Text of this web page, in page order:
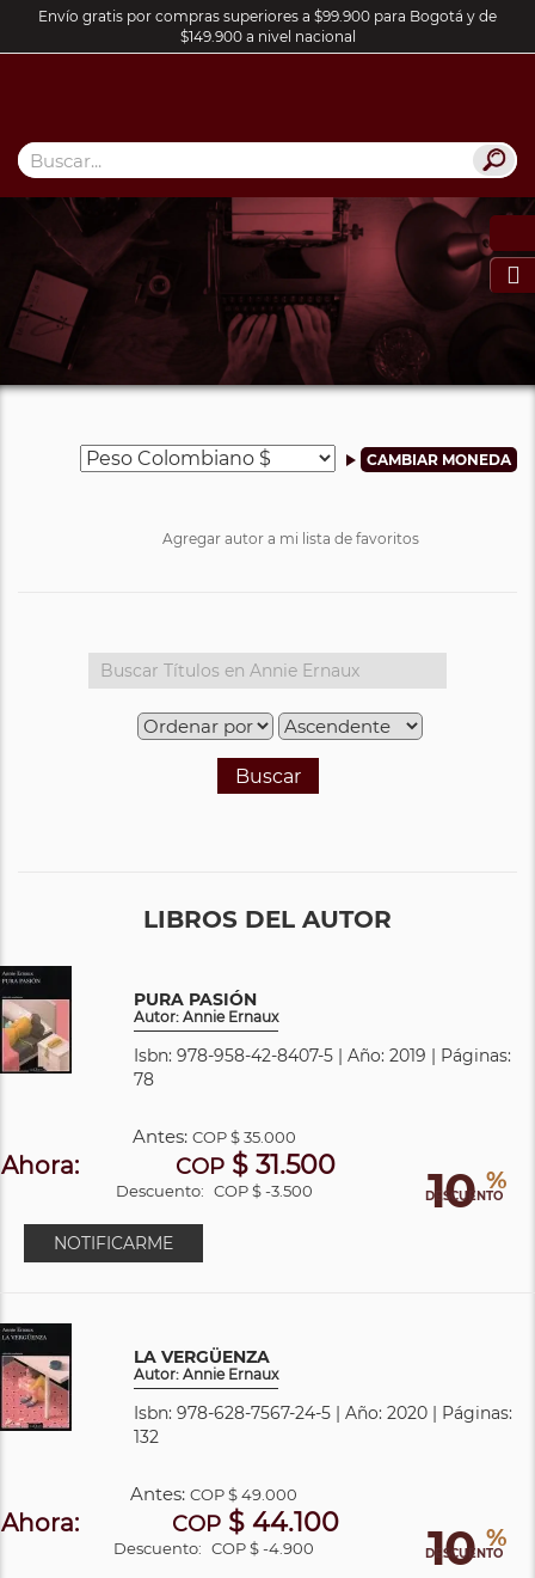
Envío gratis por compras superiores a $99.900 para Bogotá y de
$149.900 a nivel nacional

Agregar autor a mi lista de favoritos
Buscar
LIBROS DEL AUTOR
PURA PASIÓN
Autor: Annie Ernaux
Isbn: 978-958-42-8407-5 | Año: 2019 | Páginas:
78
10 %
DESCUENTO
Antes: COP$ 35.000
Ahora: COP $ 31.500
Descuento: COP $ -3.500
NOTIFICARME
LA VERGÜENZA
Autor: Annie Ernaux
Isbn: 978-628-7567-24-5 | Año: 2020 | Páginas:
132
10 %
DESCUENTO
Antes:COP$ 49.000
Ahora: COP $ 44.100
Descuento: COP $ -4.900